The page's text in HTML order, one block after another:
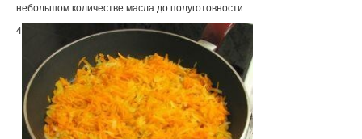
небольшом количестве масла до полуготовности.
4